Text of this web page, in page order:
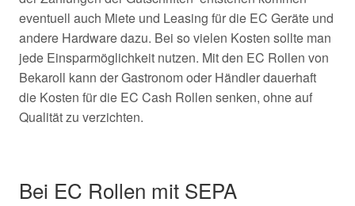
eventuell auch Miete und Leasing für die EC Geräte und
andere Hardware dazu. Bei so vielen Kosten sollte man
jede Einsparmöglichkeit nutzen. Mit den EC Rollen von
Bekaroll kann der Gastronom oder Händler dauerhaft
die Kosten für die EC Cash Rollen senken, ohne auf
Qualität zu verzichten.
Bei EC Rollen mit SEPA